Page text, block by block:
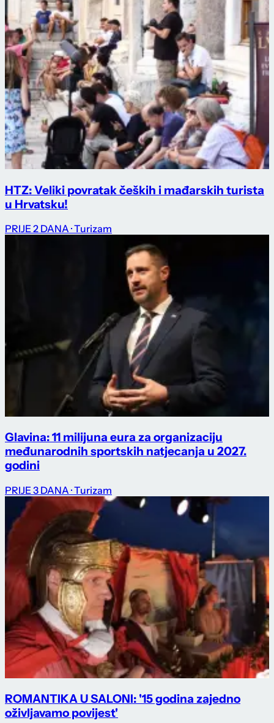
HTZ: Veliki povratak čeških i mađarskih turista
u Hrvatsku!
PRIJE 2 DANA · Turizam
Glavina: 11 milijuna eura za organizaciju
međunarodnih sportskih natjecanja u 2027.
godini
PRIJE 3 DANA · Turizam
ROMANTIKA U SALONI: '15 godina zajedno
oživljavamo povijest'